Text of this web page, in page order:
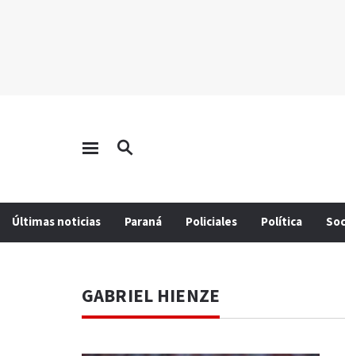
Últimas noticias Paraná Policiales Política
GABRIEL HIENZE